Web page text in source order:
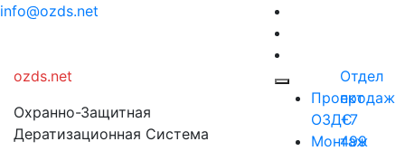
Перейти
info@ozds.net
ozds.net
Охранно-Защитная
Дератизационная Система
Проект
ОЗДС
Монтаж
Отдел
продаж
+7
499